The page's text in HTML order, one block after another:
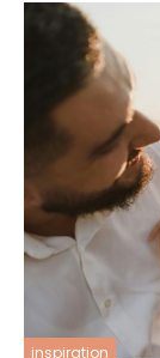
inspiration